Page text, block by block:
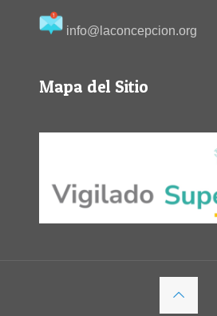
info@laconcepcion.org
Mapa del Sitio